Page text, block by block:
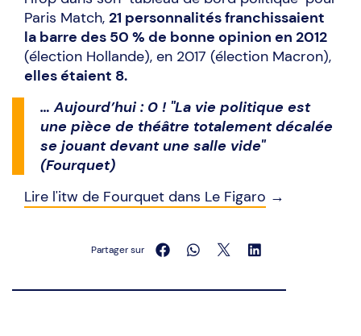
Paris Match, 21 personnalités franchissaient
la barre des 50 % de bonne opinion en 2012
(élection Hollande), en 2017 (élection Macron),
elles étaient 8.
… Aujourd’hui : 0 ! "La vie politique est
une pièce de théâtre totalement décalée
se jouant devant une salle vide"
(Fourquet)
Lire l'itw de Fourquet dans Le Figaro →
Partager sur